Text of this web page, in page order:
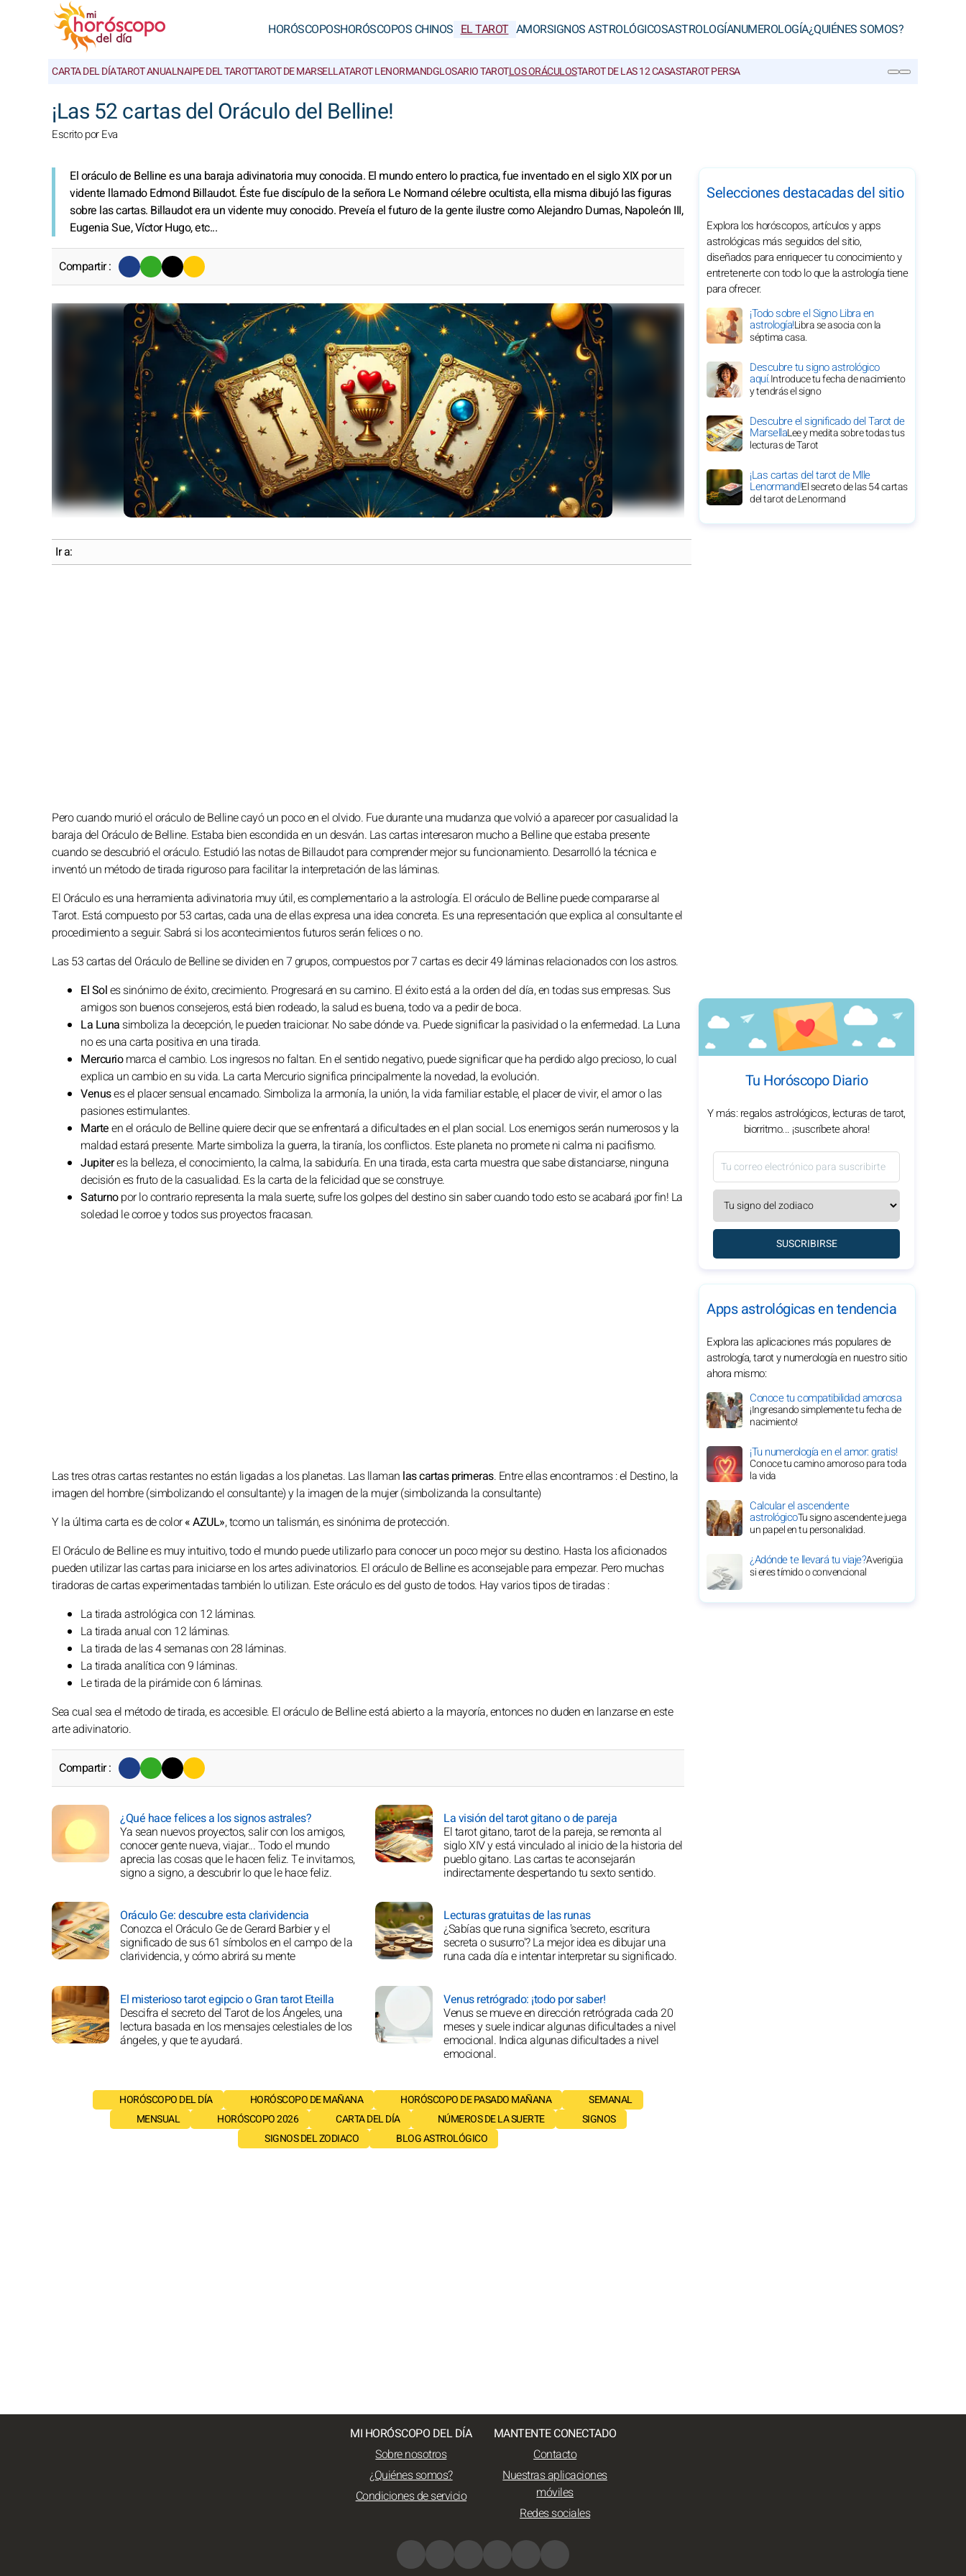
HORÓSCOPOSHORÓSCOPOS CHINOS EL TAROT AMORSIGNOS ASTROLÓGICOSASTROLOGÍANUMEROLOGÍA¿QUIÉNES SOMOS?
CARTA DEL DÍATAROT ANUALNAIPE DEL TAROTTAROT DE MARSELLATAROT LENORMANDGLOSARIO TAROTLOS ORÁCULOSTAROT DE LAS 12 CASASTAROT PERSA
¡Las 52 cartas del Oráculo del Belline!
Escrito por Eva
El oráculo de Belline es una baraja adivinatoria muy conocida. El mundo entero lo practica, fue inventado en el siglo XIX por un
vidente llamado Edmond Billaudot. Éste fue discípulo de la señora Le Normand célebre ocultista, ella misma dibujó las figuras
sobre las cartas. Billaudot era un vidente muy conocido. Preveía el futuro de la gente ilustre como Alejandro Dumas, Napoleón III,
Eugenia Sue, Víctor Hugo, etc...
Compartir :
Ir a:
Pero cuando murió el oráculo de Belline cayó un poco en el olvido. Fue durante una mudanza que volvió a aparecer por casualidad la
baraja del Oráculo de Belline. Estaba bien escondida en un desván. Las cartas interesaron mucho a Belline que estaba presente
cuando se descubrió el oráculo. Estudió las notas de Billaudot para comprender mejor su funcionamiento. Desarrolló la técnica e
inventó un método de tirada riguroso para facilitar la interpretación de las láminas.
El Oráculo es una herramienta adivinatoria muy útil, es complementario a la astrología. El oráculo de Belline puede compararse al
Tarot. Está compuesto por 53 cartas, cada una de ellas expresa una idea concreta. Es una representación que explica al consultante el
procedimiento a seguir. Sabrá si los acontecimientos futuros serán felices o no.
Las 53 cartas del Oráculo de Belline se dividen en 7 grupos, compuestos por 7 cartas es decir 49 láminas relacionados con los astros.
El Soles sinónimo de éxito, crecimiento. Progresará en su camino. El éxito está a la orden del día, en todas sus empresas. Sus
amigos son buenos consejeros, está bien rodeado, la salud es buena, todo va a pedir de boca.
La Luna simboliza la decepción, le pueden traicionar. No sabe dónde va. Puede significar la pasividad o la enfermedad. La Luna
no es una carta positiva en una tirada.
Mercuriomarca el cambio. Los ingresos no faltan. En el sentido negativo, puede significar que ha perdido algo precioso, lo cual
explica un cambio en su vida. La carta Mercurio significa principalmente la novedad, la evolución.
Venuses el placer sensual encarnado. Simboliza la armonía, la unión, la vida familiar estable, el placer de vivir, el amor o las
pasiones estimulantes.
Marteen el oráculo de Belline quiere decir que se enfrentará a dificultades en el plan social. Los enemigos serán numerosos y la
maldad estará presente. Marte simboliza la guerra, la tiranía, los conflictos. Este planeta no promete ni calma ni pacifismo.
Jupiteres la belleza, el conocimiento, la calma, la sabiduría. En una tirada, esta carta muestra que sabe distanciarse, ninguna
decisión es fruto de la casualidad. Es la carta de la felicidad que se construye.
Saturnopor lo contrario representa la mala suerte, sufre los golpes del destino sin saber cuando todo esto se acabará ¡por fin! La
soledad le corroe y todos sus proyectos fracasan.
Las tres otras cartas restantes no están ligadas a los planetas. Las llaman las cartas primeras. Entre ellas encontramos : el Destino, la
imagen del hombre (simbolizando el consultante) y la imagen de la mujer (simbolizanda la consultante)
Y la última carta es de color« AZUL», tcomo un talismán, es sinónima de protección.
El Oráculo de Belline es muy intuitivo, todo el mundo puede utilizarlo para conocer un poco mejor su destino. Hasta los aficionados
pueden utilizar las cartas para iniciarse en los artes adivinatorios. El oráculo de Belline es aconsejable para empezar. Pero muchas
tiradoras de cartas experimentadas también lo utilizan. Este oráculo es del gusto de todos. Hay varios tipos de tiradas :
La tirada astrológica con 12 láminas.
La tirada anual con 12 láminas.
La tirada de las 4 semanas con 28 láminas.
La tirada analítica con 9 láminas.
Le tirada de la pirámide con 6 láminas.
Sea cual sea el método de tirada, es accesible. El oráculo de Belline está abierto a la mayoría, entonces no duden en lanzarse en este
arte adivinatorio.
Compartir :
¿Qué hace felices a los signos astrales?
Ya sean nuevos proyectos, salir con los amigos,
conocer gente nueva, viajar... Todo el mundo
aprecia las cosas que le hacen feliz. Te invitamos,
signo a signo, a descubrir lo que le hace feliz.
La visión del tarot gitano o de pareja
El tarot gitano, tarot de la pareja, se remonta al
siglo XIV y está vinculado al inicio de la historia del
pueblo gitano. Las cartas te aconsejarán
indirectamente despertando tu sexto sentido.
Oráculo Ge: descubre esta clarividencia
Conozca el Oráculo Ge de Gerard Barbier y el
significado de sus 61 símbolos en el campo de la
clarividencia, y cómo abrirá su mente
Lecturas gratuitas de las runas
¿Sabías que runa significa 'secreto, escritura
secreta o susurro'? La mejor idea es dibujar una
runa cada día e intentar interpretar su significado.
El misterioso tarot egipcio o Gran tarot Eteilla
Descifra el secreto del Tarot de los Ángeles, una
lectura basada en los mensajes celestiales de los
ángeles, y que te ayudará.
Venus retrógrado: ¡todo por saber!
Venus se mueve en dirección retrógrada cada 20
meses y suele indicar algunas dificultades a nivel
emocional. Indica algunas dificultades a nivel
emocional.
HORÓSCOPO DEL DÍA HORÓSCOPO DE MAÑANA HORÓSCOPO DE PASADO MAÑANA
SEMANAL
MENSUAL
HORÓSCOPO 2026 CARTA DEL DÍA NÚMEROS DE LA SUERTE
SIGNOS
SIGNOS DEL ZODIACO
BLOG ASTROLÓGICO
Selecciones destacadas del sitio
Explora los horóscopos, artículos y apps
astrológicas más seguidos del sitio,
diseñados para enriquecer tu conocimiento y
entretenerte con todo lo que la astrología tiene
para ofrecer.
¡Todo sobre el Signo Libra en
astrología!Libra se asocia con la
séptima casa.
Descubre tu signo astrológico
aquí.Introduce tu fecha de nacimiento
y tendrás el signo
Descubre el significado del Tarot de
MarsellaLee y medita sobre todas tus
lecturas de Tarot
¡Las cartas del tarot de Mlle
Lenormand!El secreto de las 54 cartas
del tarot de Lenormand
Tu Horóscopo Diario
Y más: regalos astrológicos, lecturas de tarot,
biorritmo... ¡suscríbete ahora!
SUSCRIBIRSE
Apps astrológicas en tendencia
Explora las aplicaciones más populares de
astrología, tarot y numerología en nuestro sitio
ahora mismo:
Conoce tu compatibilidad amorosa
¡Ingresando simplemente tu fecha de
nacimiento!
¡Tu numerología en el amor: gratis!
Conoce tu camino amoroso para toda
la vida
Calcular el ascendente
astrológicoTu signo ascendente juega
un papel en tu personalidad.
¿Adónde te llevará tu viaje?Averigüa
si eres tímido o convencional
MI HORÓSCOPO DEL DÍA
Sobre nosotros
¿Quiénes somos?
Condiciones de servicio
MANTENTE CONECTADO
Contacto
Nuestras aplicaciones
móviles
Redes sociales